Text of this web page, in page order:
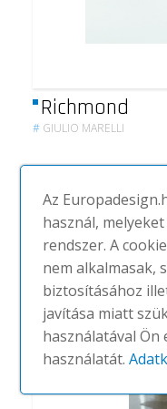
Richmond
# GIULIO MARELLI
Az
használ,
rendszer. A
nem alkalmasak,
biztosításához
javítása miatt
használatával
használatát.